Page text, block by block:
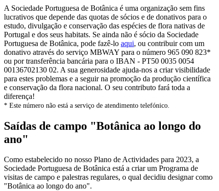
A Sociedade Portuguesa de Botânica é uma organização sem fins
lucrativos que depende das quotas de sócios e de donativos para o
estudo, divulgação e conservação das espécies de flora nativas de
Portugal e dos seus habitats. Se ainda não é sócio da Sociedade
Portuguesa de Botânica, pode fazê-lo aqui, ou contribuir com um
donativo através do serviço MBWAY para o número 965 090 823*
ou por transferência bancária para o IBAN - PT50 0035 0054
00136702130 02. A sua generosidade ajuda-nos a criar visibilidade
para estes problemas e a seguir na promoção da produção científica
e conservação da flora nacional. O seu contributo fará toda a
diferença!
* Este número não está a serviço de atendimento telefónico.
Saídas de campo "Botânica ao longo do
ano"
Como estabelecido no nosso Plano de Actividades para 2023, a
Sociedade Portuguesa de Botânica está a criar um Programa de
visitas de campo e palestras regulares, o qual decidiu designar como
"Botânica ao longo do ano".